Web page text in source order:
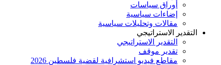
أوراق سياسات
إضاءات سياسية
مقالات وتحليلات سياسية
التقدير الاستراتيجي
التقدير الاستراتيجي
تقدير موقف
مقاطع فيديو استشرافية لقضية فلسطين 2026